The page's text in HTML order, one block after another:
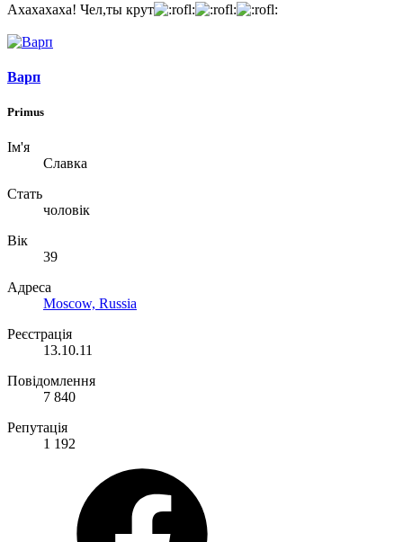
Ахахахаха! Чел,ты крут
Варп
Primus
Ім'я
Славка
Стать
чоловік
Вік
39
Адреса
Moscow, Russia
Реєстрація
13.10.11
Повідомлення
7 840
Репутація
1 192